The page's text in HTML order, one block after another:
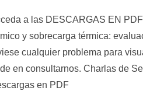
a las DESCARGAS EN
y sobrecarga térmica:
cualquier problema para
en consultarnos. Charlas de
en PDF